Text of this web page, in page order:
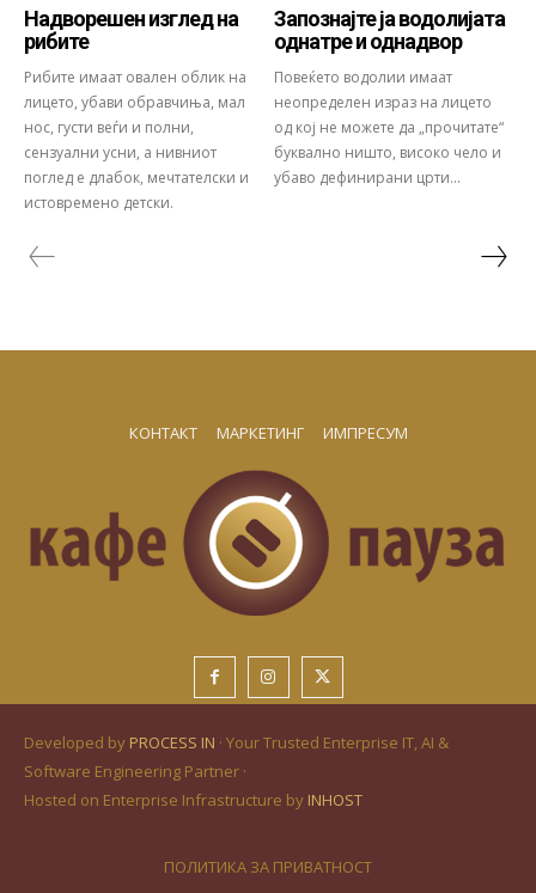
Надворешен изглед на
рибите
Рибите имаат овален облик на
лицето, убави обравчиња, мал
нос, густи веѓи и полни,
сензуални усни, а нивниот
поглед е длабок, мечтателски и
истовремено детски.
Запознајте ја водолијата
однатре и однадвор
Повеќето водолии имаат
неопределен израз на лицето
од кој не можете да „прочитате“
буквално ништо, високо чело и
убаво дефинирани црти...
КОНТАКТ МАРКЕТИНГ ИМПРЕСУМ
Developed by PROCESS IN · Your Trusted Enterprise IT, AI &
Software Engineering Partner ·
Hosted on Enterprise Infrastructure by INHOST
ПОЛИТИКА ЗА ПРИВАТНОСТ